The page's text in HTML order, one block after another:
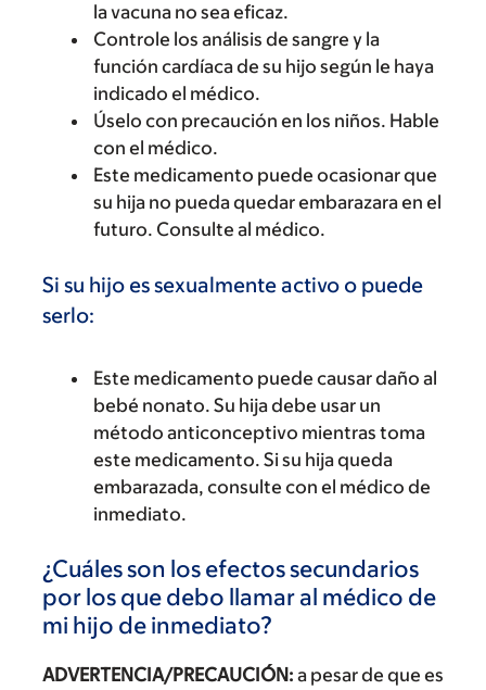
la vacuna no sea eficaz.
Controle los análisis de sangre y la
función cardíaca de su hijo según le haya
indicado el médico.
Úselo con precaución en los niños. Hable
con el médico.
Este medicamento puede ocasionar que
su hija no pueda quedar embarazara en el
futuro. Consulte al médico.
Si su hijo es sexualmente activo o puede
serlo:
Este medicamento puede causar daño al
bebé nonato. Su hija debe usar un
método anticonceptivo mientras toma
este medicamento. Si su hija queda
embarazada, consulte con el médico de
inmediato.
¿Cuáles son los efectos secundarios
por los que debo llamar al médico de
mi hijo de inmediato?
ADVERTENCIA/PRECAUCIÓN: a pesar de que es